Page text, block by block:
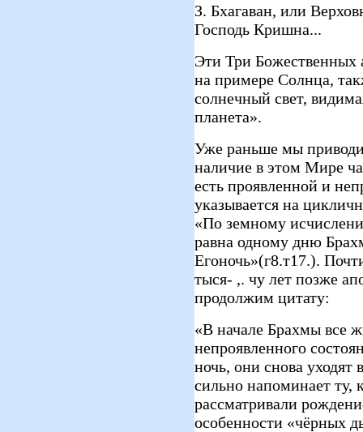
З. Бхагаван, или
Господь Кришна...
Эти Три Божественных
на примере Солнца,
солнечный свет,
планета».
Уже раньше мы
наличие в этом Мире
есть проявленной и
указывается на
«По земному
равна одному дню
Егоночь»(г8.т17.).
тыся- ,. чу лет позже
продолжим цитату:
«В начале Брахмы все
непроявленного
ночь, они снова уходят
сильно напоминает ту,
рассматривали
особенности «чёрных